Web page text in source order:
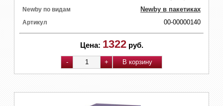
Newby по видам Newby в пакетиках
Артикул 00-00000140
Цена: 1322 руб.